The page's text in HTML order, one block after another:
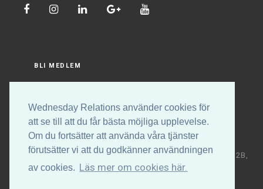
Wednesday Relations använder cookies för
att se till att du får bästa möjliga upplevelse.
Om du fortsätter att använda våra tjänster
förutsätter vi att du godkänner användningen
av cookies. Läs mer om cookies här.
BLI MEDLEM
Copyright © Wednesday Relations AB | Högalidsgatan 32B,
117 30 Stockholm | +46 (0)70-531 88 32 | E-post: